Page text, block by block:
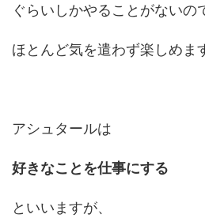
ぐらいしかやることがないの
ほとんど気を遣わず楽しめま
アシュタールは
好きなことを仕事にする
といいますが、